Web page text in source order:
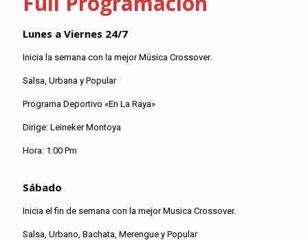
Lunes a Viernes 24/7
Inicia la semana con la mejor Música Crossover.
Salsa, Urbana y Popular
Programa Deportivo «En La Raya»
Dirige: Leineker Montoya
Hora: 1:00 Pm
Sábado
Inicia el fin de semana con la mejor Musica Crossover.
Salsa, Urbano, Bachata, Merengue y Popular